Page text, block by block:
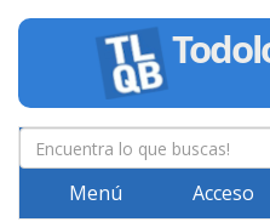
Menú Acceso